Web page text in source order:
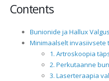
Contents
Bunionide ja Hallux
Minimaalselt invasiivsete
1. Artroskoopia
2. Perkutaanne
3. Laserteraapia